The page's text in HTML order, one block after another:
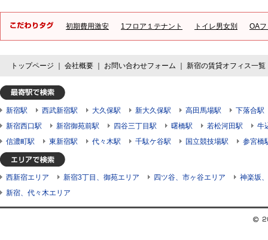
初期費用激安 1フロア１テナント トイレ男女別 OA
トップページ 会社概要 お問い合わせフォーム 新宿の賃貸オフィス一覧
新宿駅 西武新宿駅 大久保駅 新大久保駅 高田馬場駅
下落合駅
新宿西口駅
新宿御苑前駅 四谷三丁目駅 曙橋駅 若松河田駅
牛
信濃町駅
東新宿駅 代々木駅 千駄ケ谷駅 国立競技場駅 参宮橋
西新宿エリア 新宿3丁目、御苑エリア 四ツ谷、市ヶ谷エリア
神楽坂
新宿、代々木エリア